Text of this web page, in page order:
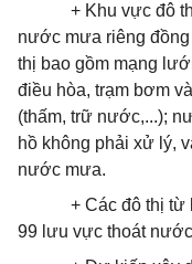
+ Khu vực đô
nước mưa riêng
thị bao gồm mạng
điều hòa, trạm bơm
(thấm, trữ nước,...);
hồ không phải xử lý,
nước mưa.
+ Các đô thị từ
99 lưu vực thoátnước